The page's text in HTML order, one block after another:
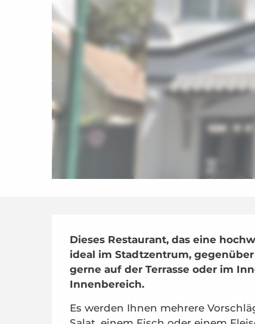
Beschreibung
Dieses Restaurant, das eine
ideal im Stadtzentrum,
gerne auf der Terrasse oder im
Innenbereich.
Es werden Ihnen mehrere